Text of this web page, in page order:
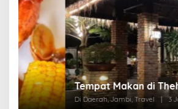
Tempat Makan di Thehok Jambi
Di Daerah, Jambi, Travel | 3 Januari 2025